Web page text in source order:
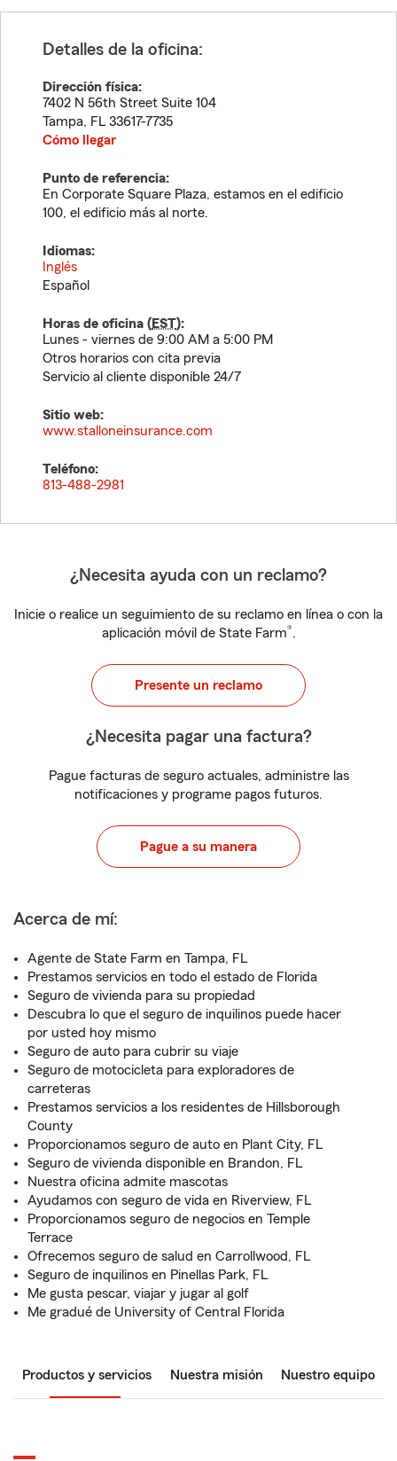
Detalles de la oficina:
Dirección física:
7402 N 56th Street Suite 104
Tampa, FL 33617-7735
Cómo llegar
Punto de referencia:
En Corporate Square Plaza, estamos en el edificio
100, el edificio más al norte.
Idiomas:
Inglés
Español
Horas de oficina (EST):
Lunes - viernes de 9:00 AM a 5:00 PM
Otros horarios con cita previa
Servicio al cliente disponible 24/7
Sitio web:
www.stalloneinsurance.com
Teléfono:
813-488-2981
¿Necesita ayuda con un reclamo?
Inicie o realice un seguimiento de su reclamo en línea o con la
aplicación móvil de State Farm®.
Presente un reclamo
¿Necesita pagar una factura?
Pague facturas de seguro actuales, administre las
notificaciones y programe pagos futuros.
Pague a su manera
Acerca de mí:
Agente de State Farm en Tampa, FL
Prestamos servicios en todo el estado de Florida
Seguro de vivienda para su propiedad
Descubra lo que el seguro de inquilinos puede hacer
por usted hoy mismo
Seguro de auto para cubrir su viaje
Seguro de motocicleta para exploradores de
carreteras
Prestamos servicios a los residentes de Hillsborough
County
Proporcionamos seguro de auto en Plant City, FL
Seguro de vivienda disponible en Brandon, FL
Nuestra oficina admite mascotas
Ayudamos con seguro de vida en Riverview, FL
Proporcionamos seguro de negocios en Temple
Terrace
Ofrecemos seguro de salud en Carrollwood, FL
Seguro de inquilinos en Pinellas Park, FL
Me gusta pescar, viajar y jugar al golf
Me gradué de University of Central Florida
Productos y servicios Nuestra misión Nuestro equipo